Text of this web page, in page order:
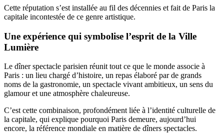
Cette réputation s’est installée au fil des décennies et fait de Paris la
capitale incontestée de ce genre artistique.
Une expérience qui symbolise l’esprit de la Ville
Lumière
Le dîner spectacle parisien réunit tout ce que le monde associe à
Paris : un lieu chargé d’histoire, un repas élaboré par de grands
noms de la gastronomie, un spectacle vivant ambitieux, un sens du
glamour et une atmosphère chaleureuse.
C’est cette combinaison, profondément liée à l’identité culturelle de
la capitale, qui explique pourquoi Paris demeure, aujourd’hui
encore, la référence mondiale en matière de dîners spectacles.